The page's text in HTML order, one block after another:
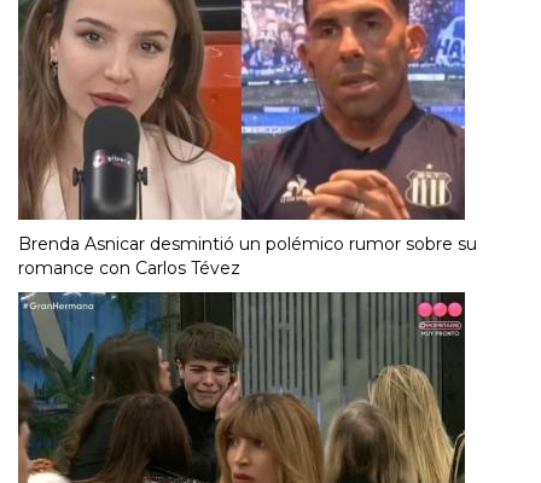
Brenda Asnicar desmintió un polémico rumor sobre su
romance con Carlos Tévez